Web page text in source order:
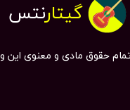
حقوق مادی و معنوی
گیتارنتس